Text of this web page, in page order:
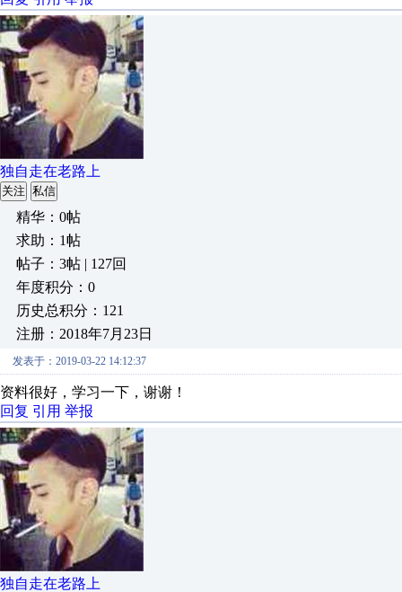
独自走在老路上
关注 私信
精华：0帖
求助：1帖
帖子：3帖 | 127回
年度积分：0
历史总积分：121
注册：2018年7月23日
发表于：2019-03-22 14:12:37
资料很好，学习一下，谢谢！
回复 引用 举报
独自走在老路上